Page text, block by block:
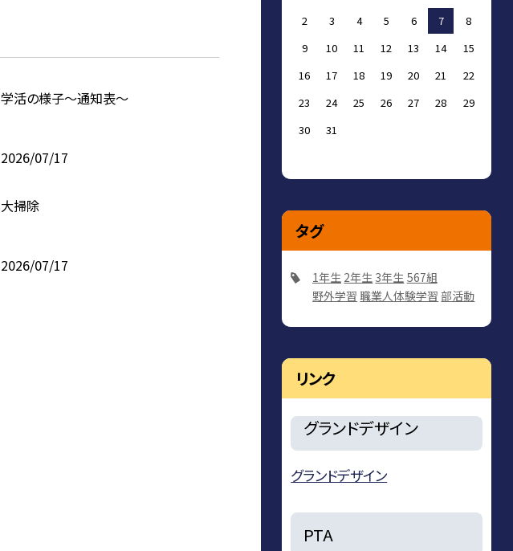
学活の様子〜通知表〜
2026/07/17
大掃除
2026/07/17
2
3 4 5 6 7
8
9
10 11 12 13 14
15
16
17 18 19 20 21
22
23
24 25 26 27 28
29
30
31
タグ
1年生 2年生 3年生 567組
野外学習 職業人体験学習 部活動
リンク
グランドデザイン
グランドデザイン
PTA